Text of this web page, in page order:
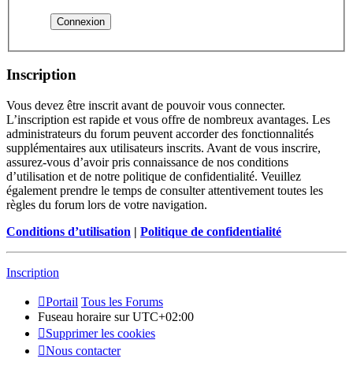
Inscription
Vous devez être inscrit avant de pouvoir vous connecter.
L’inscription est rapide et vous offre de nombreux avantages. Les
administrateurs du forum peuvent accorder des fonctionnalités
supplémentaires aux utilisateurs inscrits. Avant de vous inscrire,
assurez-vous d’avoir pris connaissance de nos conditions
d’utilisation et de notre politique de confidentialité. Veuillez
également prendre le temps de consulter attentivement toutes les
règles du forum lors de votre navigation.
Conditions d’utilisation | Politique de confidentialité
Inscription
Portail Tous les Forums
Fuseau horaire surUTC+02:00
Supprimer les cookies
Nous contacter